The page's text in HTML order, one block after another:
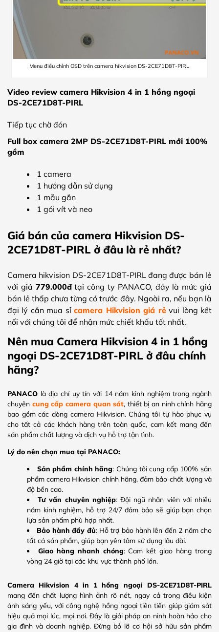
Menu điều chỉnh OSD trên camera hikvision DS-2CE71D8T-PIRL
Video review camera Hikvision 4 in 1 hồng ngoại
DS-2CE71D8T-PIRL
Tiếp tục chờ đón
Full box camera 2MP DS-2CE71D8T-PIRL mới 100%
gồm
1 camera
1 hướng dẫn sử dụng
1 mẫu gắn
1 gói vít và neo
Giá bán của camera Hikvision DS-
2CE71D8T-PIRL ở đâu là rẻ nhất?
Camera hikvision DS-2CE71D8T-PIRL đang được bán lẻ
với giá 779.000đtại công ty PANACO, đây là mức giá
bán lẻ thấp chưa từng có trước đây. Ngoài ra, nếu bạn là
đại lý cần mua sỉcamera Hikvision giá rẻvui lòng kết
nối với chúng tôi để nhận mức chiết khấu tốt nhất.
Nên mua Camera Hikvision 4 in 1 hồng
ngoại DS-2CE71D8T-PIRL ở đâu chính
hãng?
PANACO là địa chỉ uy tín với 14 năm kinh nghiệm trong ngành
chuyên cung cấp camera quan sát, thiết bị an ninh chính hãng
bao gồm các dòng camera Hikvision. Chúng tôi tự hào phục vụ
cho tất cả các khách hàng trên toàn quốc, cam kết mang đến
sản phẩm chất lượng và dịch vụ hỗ trợ tận tình.
Lý do nên chọn mua tại PANACO:
Sản phẩm chính hãng: Chúng tôi cung cấp 100% sản
phẩm camera Hikvision chính hãng, đảm bảo chất lượng và
độ bền cao.
Tư vấn chuyên nghiệp: Đội ngũ nhân viên với nhiều
năm kinh nghiệm, hỗ trợ 24/7 đảm bảo sẽ giúp bạn chọn
lựa sản phẩm phù hợp nhất.
Bảo hành đầy đủ: Hỗ trợ bảo hành lên đến 2 năm cho
tất cả sản phẩm, giúp bạn yên tâm sử dụng lâu dài.
Giao hàng nhanh chóng: Cam kết giao hàng trong
vòng 24 giờ tại các khu vực thành phố lớn.
Camera Hikvision 4 in 1 hồng ngoại DS-2CE71D8T-PIRL
mang đến chất lượng hình ảnh rõ nét, ngay cả trong điều kiện
ánh sáng yếu, với công nghệ hồng ngoại tiên tiến giúp giám sát
hiệu quả mọi lúc, mọi nơi. Đây là giải pháp an ninh hoàn hảo cho
gia đình và doanh nghiệp. Đừng bỏ lỡ cơ hội sở hữu sản phẩm